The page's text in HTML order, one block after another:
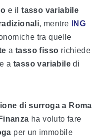
e iltasso variabile
, mentre
ING
tra quelle
atasso fisso richiede
atasso variabile di
di surroga a Roma
ha voluto fare
per un immobile